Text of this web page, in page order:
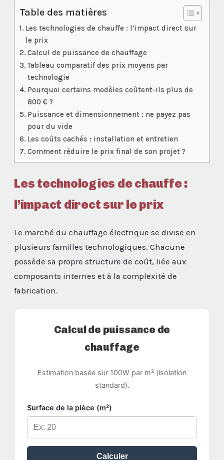
Table des matières
Les technologies de chauffe : l’impact direct sur
le prix
Calcul de puissance de chauffage
Tableau comparatif des prix moyens par
technologie
Pourquoi certains modèles coûtent-ils plus de
800 € ?
Puissance et dimensionnement : ne payez pas
pour du vide
Les coûts cachés : installation et entretien
Comment réduire le prix final de son projet ?
Les technologies de chauffe :
l’impact direct sur le prix
Le marché du chauffage électrique se divise en
plusieurs familles technologiques. Chacune
possède sa propre structure de coût, liée aux
composants internes et à la complexité de
fabrication.
Calcul de puissance de
chauffage
Estimation basée sur 100W par m² (isolation
standard).
Surface de la pièce (m²)
Calculer